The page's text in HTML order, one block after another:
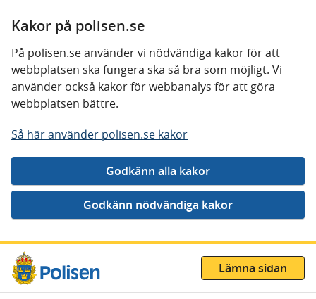
Kakor på polisen.se
På polisen.se använder vi nödvändiga kakor för att
webbplatsen ska fungera ska så bra som möjligt. Vi
använder också kakor för webbanalys för att göra
webbplatsen bättre.
Så här använder polisen.se kakor
Gå direkt till innehåll
Lämna sidan